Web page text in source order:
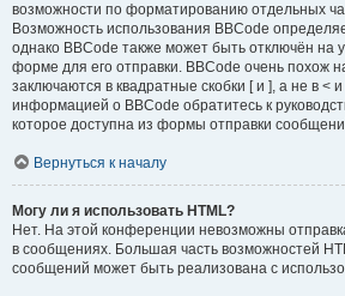
возможности по форматированию отдельных
Возможность использования BBCode
однако BBCode также может быть отключён на
форме для его отправки. BBCode очень похож
заключаются в квадратные скобки [ и ], а не в <
информацией о BBCode обратитесь к
которое доступна из формы отправки
Вернуться к началу
Могу ли я использовать HTML?
Нет. На этой конференции невозможны
в сообщениях. Большая часть возможностей
сообщений может быть реализована с